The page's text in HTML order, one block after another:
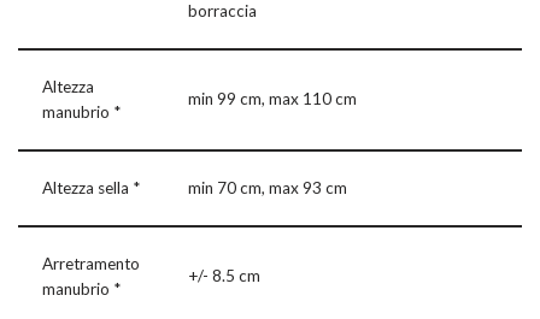
borraccia
Altezza
manubrio *
min 99 cm, max 110 cm
Altezza sella * min 70 cm, max 93 cm
Arretramento
manubrio *
+/- 8.5 cm